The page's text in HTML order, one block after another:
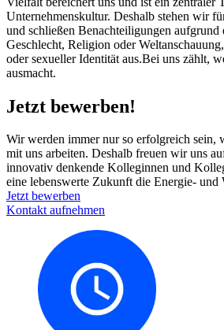
Unternehmenskultur. Deshalb stehen wir
und schließen Benachteiligungen aufgrund
Geschlecht, Religion oder
oder sexueller Identität aus.Bei uns zählt,
ausmacht.
Jetzt bewerben!
Wir werden immer nur so erfolgreich sein,
mit uns arbeiten. Deshalb freuen wir uns
innovativ denkende Kolleginnen und
eine lebenswerte Zukunft die Energie- und
Jetzt bewerben
Kontakt aufnehmen